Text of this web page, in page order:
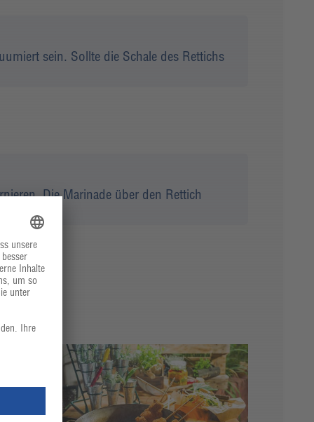
sein. Sollte die Schale des Rettichs
Die Marinade über den Rettich